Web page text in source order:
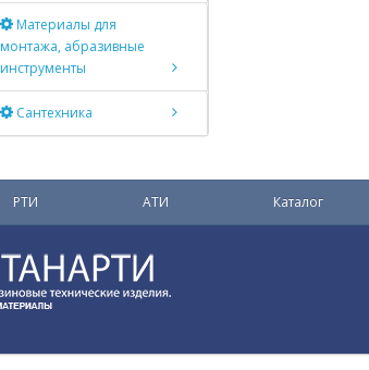
Материалы для
монтажа, абразивные
инструменты
Сантехника
РТИ АТИ Каталог